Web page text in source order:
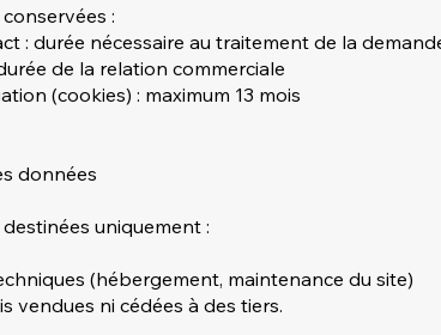
:
: durée nécessaire au traitement de la
de la relation commerciale
(cookies) : maximum 13 mois
données
uniquement :
(hébergement, maintenance du site)
vendues ni cédées à des tiers.